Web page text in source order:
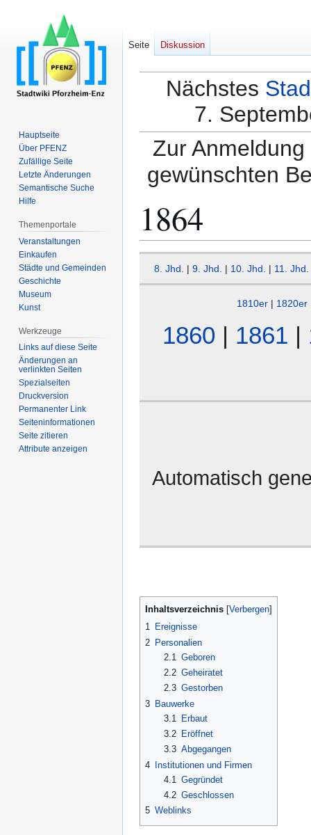
Nächstes
7.
Zur
gewünschten
1864
Navigation
Suche
8. Jhd. | 9. Jhd. | 10. Jhd. | 11. Jhd.
1810er | 1820er
1860 | 1861 |
Automatisch
Inhaltsverzeichnis
1 Ereignisse
2 Personalien
2.1 Geboren
2.2 Geheiratet
2.3 Gestorben
3 Bauwerke
3.1
Erbaut
3.2
Eröffnet
3.3 Abgegangen
4 Institutionen und Firmen
4.1 Gegründet
4.2 Geschlossen
5 Weblinks
Seite Diskussion
Hauptseite
Über PFENZ
Zufällige Seite
Letzte Änderungen
Semantische Suche
Hilfe
Themenportale
Veranstaltungen
Einkaufen
Städte und Gemeinden
Geschichte
Museum
Kunst
Werkzeuge
Links auf diese Seite
Änderungen an
verlinkten Seiten
Spezialseiten
Druckversion
Permanenter Link
Seiten­­informationen
Seite zitieren
Attribute anzeigen